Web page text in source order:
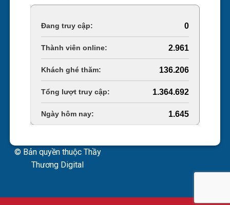
Online Visitors: 0
Today's Views: 2.961
Last 30 Days Views: 136.206
Total Views: 1.364.692
Total Users: 1.645
© Bản quyền thuộc Thầy
Thương Digital